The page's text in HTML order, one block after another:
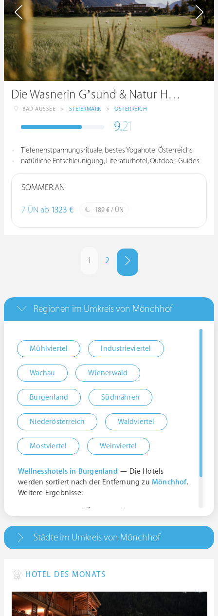
Die Wasnerin G’sund & Natur Hotel
BAD AUSSEE > STEIERMARK > ÖSTERREICH
9.21
Tiefenenstpannungsrituale, bestes Yogahotel Österreichs
natürliche Entschleunigung, Literaturhotel, Outdoor-Guides
SOMMER.AN
7 ÜN ab 1323 € 189 € / ÜN
1 2
Regionen im Umkreis von Mönchhof
Mühlviertel Industrieviertel
Wachau Wienerwald
Burgenland Südmähren
Niederösterreich Waldviertel
Mostviertel Weinviertel
Wellnesshotels in Burgenland — Die Hotels
werden sortiert nach der Entfernung zu Mönchhof.
Weitere Ergebnisse:
Österreich | Burgenland
Städte im Umkreis von Mönchhof
HOTEL DES MONATS